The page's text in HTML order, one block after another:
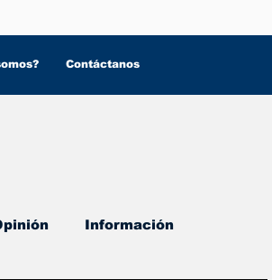
Contáctanos
Información